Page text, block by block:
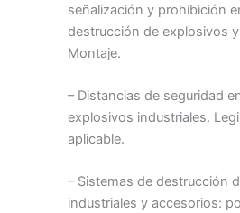
señalización y prohibición
destrucción de explosivos
Montaje.
– Distancias de seguridad
explosivos industriales.
aplicable.
– Sistemas de destrucción
industriales y accesorios: